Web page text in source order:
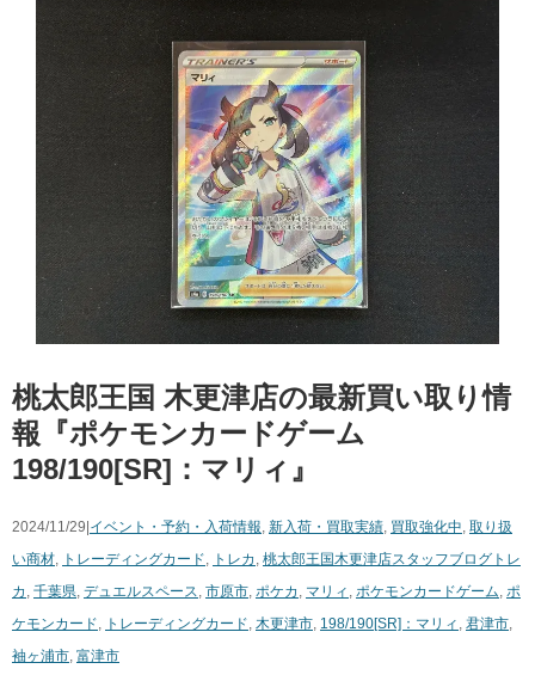
桃太郎王国 木更津店の最新買い取り情
報『ポケモンカードゲーム
198/190[SR]：マリィ』
2024/11/29| イベント・予約・入荷情報, 新入荷・買取実績, 買取強化中, 取り扱
い商材, トレーディングカード, トレカ , 桃太郎王国木更津店スタッフブログ トレ
カ , 千葉県, デュエルスペース, 市原市, ポケカ , マリィ , ポケモンカードゲーム, ポ
ケモンカード, トレーディングカード, 木更津市, 198/190[SR]：マリィ , 君津市,
袖ヶ浦市, 富津市